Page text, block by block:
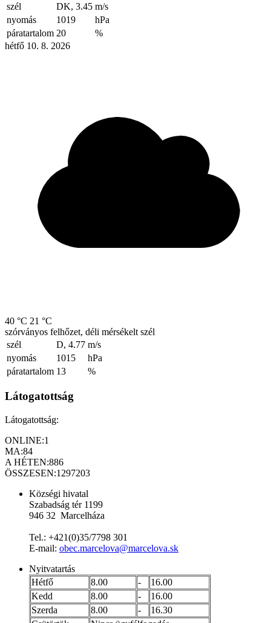
szél
DK, 3.45 m/s
nyomás
1019
hPa
páratartalom 20
%
hétfő 10. 8. 2026
40 °C 21 °C
szórványos felhőzet, déli mérsékelt szél
szél
D, 4.77 m/s
nyomás
1015
hPa
páratartalom 13 %
Látogatottság
Látogatottság:
ONLINE:1
MA:84
A HÉTEN:886
ÖSSZESEN:1297203
Községi hivatal
Szabadság tér 1199
946 32 Marcelháza
Tel.: +421(0)35/7798 301
E-mail: obec.marcelova@marcelova.sk
Nyitvatartás
Hétfő
8.00 -
16.00
Kedd
8.00 -
16.00
Szerda
8.00 -
16.30